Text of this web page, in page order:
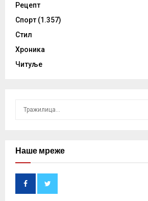
Рецепт
Спорт (1.357)
Стил
Хроника
Читуље
cНаше мреже